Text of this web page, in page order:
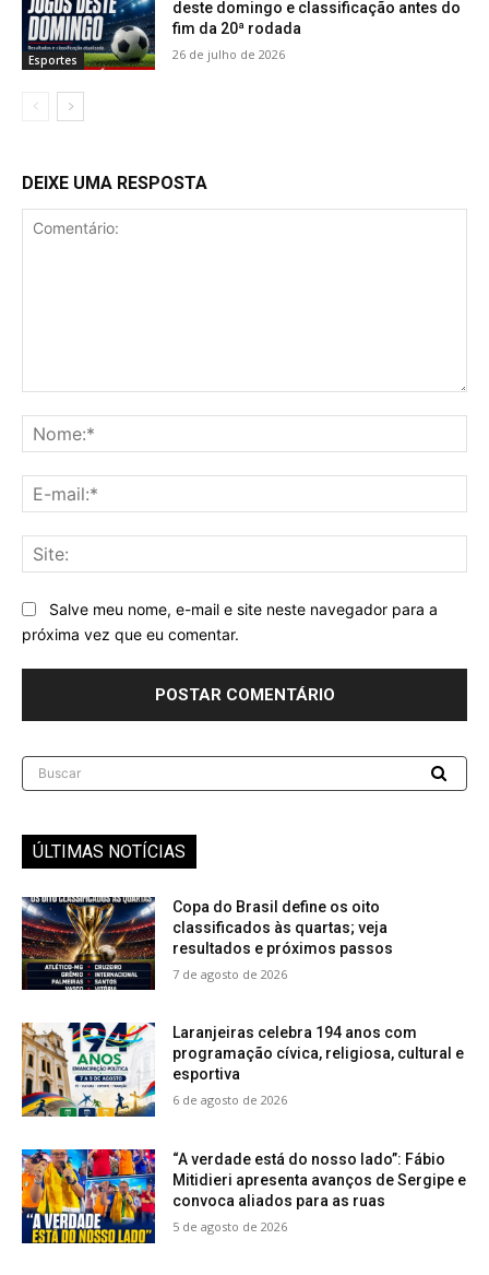
Esportes
deste domingo e classificação antes do
fim da 20ª rodada
26 de julho de 2026
DEIXE UMA RESPOSTA
Salve meu nome, e-mail e site neste navegador para a
próxima vez que eu comentar.
Buscar
ÚLTIMAS NOTÍCIAS
Copa do Brasil define os oito
classificados às quartas; veja
resultados e próximos passos
7 de agosto de 2026
Laranjeiras celebra 194 anos com
programação cívica, religiosa, cultural e
esportiva
6 de agosto de 2026
“A verdade está do nosso lado”: Fábio
Mitidieri apresenta avanços de Sergipe e
convoca aliados para as ruas
5 de agosto de 2026